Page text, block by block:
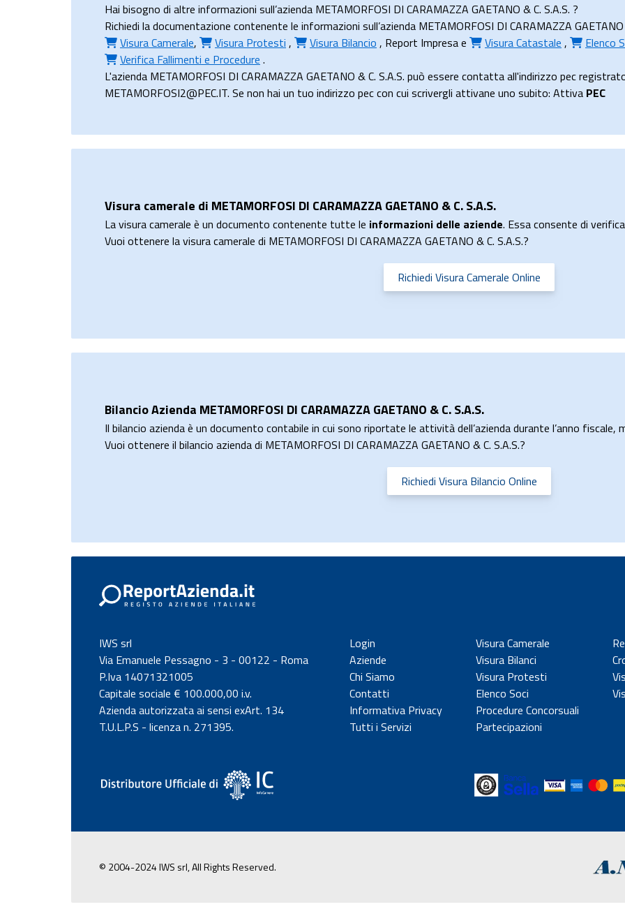
Hai bisogno di altre informazioni sull’azienda METAMORFOSI DI CARAMAZZA GAETANO & C. S.A.S. ?
Richiedi la documentazione contenente le informazioni sull’azienda METAMORFOSI DI CARAMAZZA
Visura Camerale, Visura Protesti , Visura Bilancio , Report Impresae Visura Catastale , Elenco
Verifica Fallimenti e Procedure .
L'azienda METAMORFOSI DI CARAMAZZA GAETANO & C. S.A.S. può essere contatta all'indirizzo pec
METAMORFOSI2@PEC.IT. Se non hai un tuo indirizzo pec con cui scrivergli attivane uno subito: Attiva PEC
Visura camerale di METAMORFOSI DI CARAMAZZA GAETANO & C. S.A.S.
La visura camerale è un documento contenente tutte le informazioni delle aziende. Essa consente di
Vuoi ottenere la visura camerale di METAMORFOSI DI CARAMAZZA GAETANO & C. S.A.S.?
Richiedi Visura Camerale Online
Bilancio Azienda METAMORFOSI DI CARAMAZZA GAETANO & C. S.A.S.
Il bilancio azienda è un documento contabile in cui sono riportate le attività dell’azienda durante l’anno fiscale,
Vuoi ottenere il bilancio azienda di METAMORFOSI DI CARAMAZZA GAETANO & C. S.A.S.?
Richiedi Visura Bilancio Online
IWS srl
Via Emanuele Pessagno - 3 - 00122 - Roma
P.Iva 14071321005
Capitale sociale € 100.000,00 i.v.
Azienda autorizzata ai sensi exArt. 134
T.U.L.P.S - licenza n. 271395.
Login
Aziende
Chi Siamo
Contatti
Informativa Privacy
Tutti i Servizi
Visura Camerale
Visura Bilanci
Visura Protesti
Elenco Soci
Procedure Concorsuali
Partecipazioni
© 2004-2024 IWS srl, All Rights Reserved.